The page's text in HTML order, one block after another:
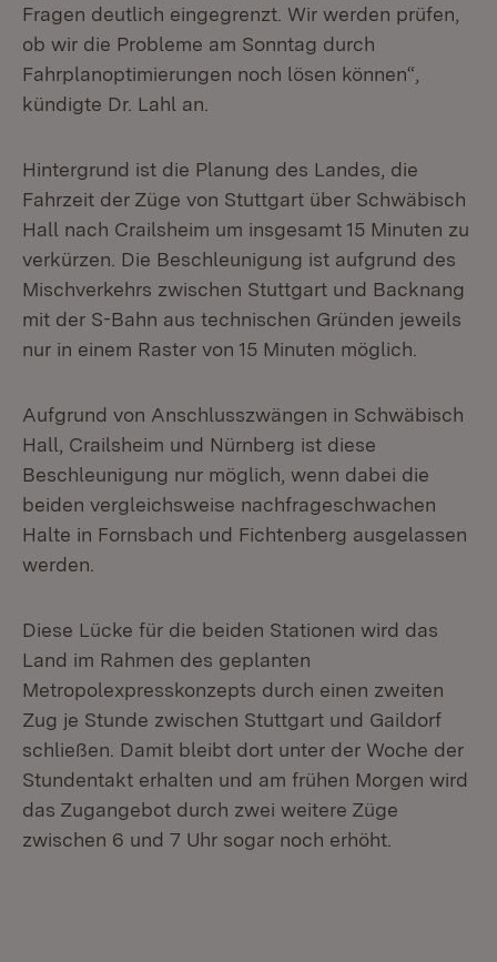
Fragen deutlich eingegrenzt. Wir werden prüfen,
ob wir die Probleme am Sonntag durch
Fahrplanoptimierungen noch lösen können“,
kündigte Dr. Lahl an.
Hintergrund ist die Planung des Landes, die
Fahrzeit der Züge von Stuttgart über Schwäbisch
Hall nach Crailsheim um insgesamt 15 Minuten zu
verkürzen. Die Beschleunigung ist aufgrund des
Mischverkehrs zwischen Stuttgart und Backnang
mit der S-Bahn aus technischen Gründen jeweils
nur in einem Raster von 15 Minuten möglich.
Aufgrund von Anschlusszwängen in Schwäbisch
Hall, Crailsheim und Nürnberg ist diese
Beschleunigung nur möglich, wenn dabei die
beiden vergleichsweise nachfrageschwachen
Halte in Fornsbach und Fichtenberg ausgelassen
werden.
Diese Lücke für die beiden Stationen wird das
Land im Rahmen des geplanten
Metropolexpresskonzepts durch einen zweiten
Zug je Stunde zwischen Stuttgart und Gaildorf
schließen. Damit bleibt dort unter der Woche der
Stundentakt erhalten und am frühen Morgen wird
das Zugangebot durch zwei weitere Züge
zwischen 6 und 7 Uhr sogar noch erhöht.